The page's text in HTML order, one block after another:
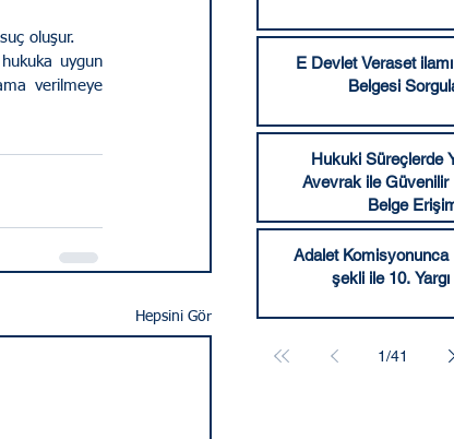
oluşur.
uygun
verilmeye
Hepsini Gör
E Devlet Veraset
Belgesi
Hukuki Süreçlerde
Avevrak ile Güvenilir
Belge
Adalet Komisyonunca
şekli ile 10.
1/41